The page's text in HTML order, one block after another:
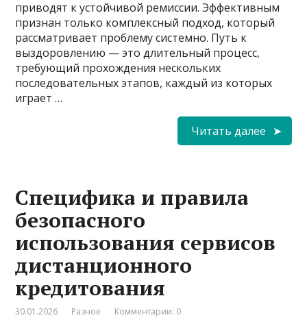
приводят к устойчивой ремиссии. Эффективным
признан только комплексный подход, который
рассматривает проблему системно. Путь к
выздоровлению — это длительный процесс,
требующий прохождения нескольких
последовательных этапов, каждый из которых
играет …
Читать далее
Специфика и правила
безопасного
использования сервисов
дистанционного
кредитования
30.01.2026 Разное Комментарии: 0